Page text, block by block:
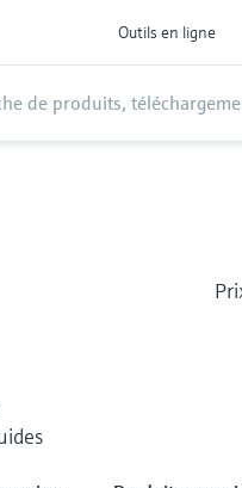
Outils en ligne